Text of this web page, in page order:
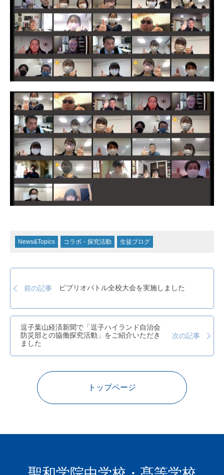
News&Topics コラボ・探究活動 生徒ブログ
前の記事 ビブリオバトル全校大会を実施しました
逗子葉山経済新聞で「逗子ハイランド自治会
防災部との協働探究活動」をご紹介いただき
ました
次の記事
トップページ